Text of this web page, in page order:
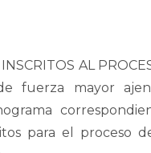
AL
fuerza mayor
para el proceso